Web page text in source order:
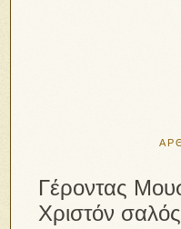
Γέροντας
Χριστόν σαλός